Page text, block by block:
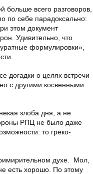
больше всего разговоров,
по себе парадоксально:
этом документ
Удивительно, что
формулировки»,
догадки о целях встречи
с другими косвенными
злоба дня, а не
РПЦ не было даже
то греко-
духе. Мол,
есть хорошо. По этому